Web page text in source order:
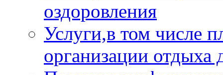
оздоровления
Услуги,в том числе
организации отдыха